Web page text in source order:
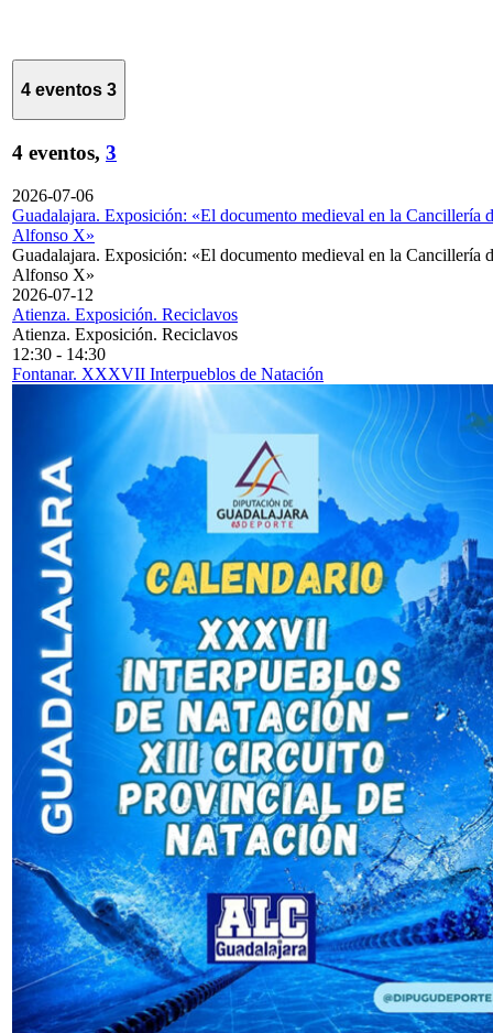
4 eventos 3
4 eventos, 3
2026-07-06
Guadalajara. Exposición: «El documento medieval en la Cancillería
Alfonso X»
Guadalajara. Exposición: «El documento medieval en la Cancillería
Alfonso X»
2026-07-12
Atienza. Exposición. Reciclavos
Atienza. Exposición. Reciclavos
12:30 - 14:30
Fontanar. XXXVII Interpueblos de Natación